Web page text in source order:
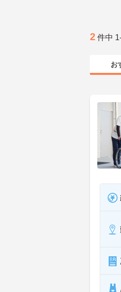
2 件中
お